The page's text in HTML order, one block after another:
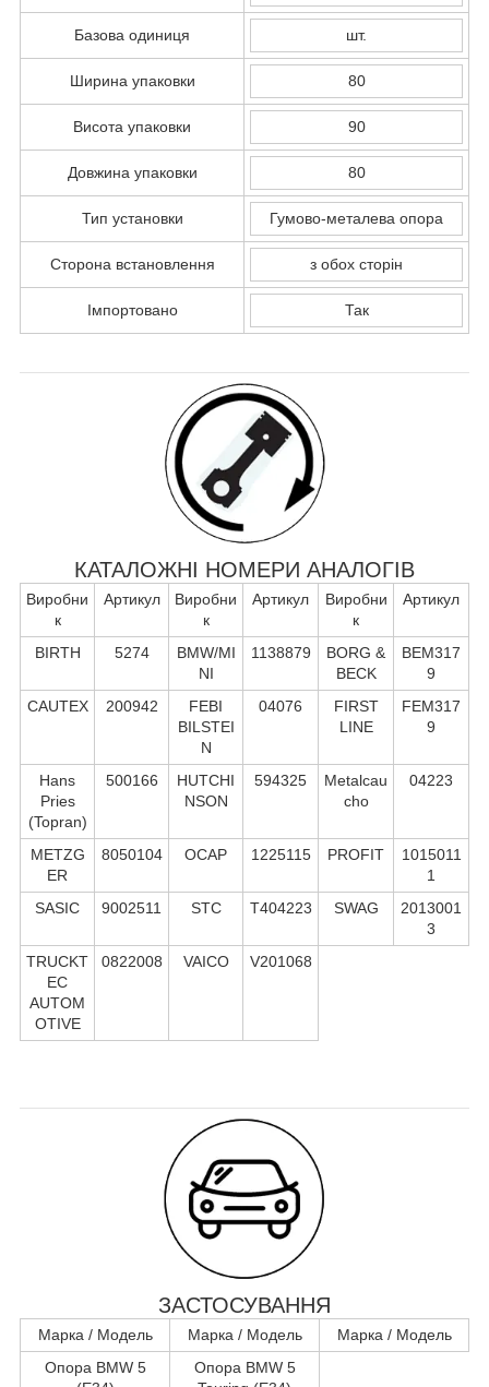
Базова одиниця шт.
Ширина упаковки 80
Висота упаковки 90
Довжина упаковки 80
Тип установки Гумово-металева опора
Сторона встановлення з обох сторін
Імпортовано Так
КАТАЛОЖНІ НОМЕРИ АНАЛОГІВ
Виробни
к
Артикул
Виробни
к
Артикул
Виробни
к
Артикул
BIRTH 5274
BMW/MI
NI
1138879
BORG &
BECK
BEM317
9
CAUTEX
200942
FEBI
BILSTEI
N
04076
FIRST
LINE
FEM317
9
Hans
Pries
(Topran)
500166
HUTCHI
NSON
594325
Metalcau
cho
04223
METZG
ER
8050104 OCAP 1225115 PROFIT
1015011
1
SASIC
9002511 STC T404223 SWAG
2013001
3
TRUCKT
EC
AUTOM
OTIVE
0822008 VAICO V201068
ЗАСТОСУВАННЯ
Марка / Модель Марка / Модель
Марка / Модель
Опора BMW 5
Опора BMW 5